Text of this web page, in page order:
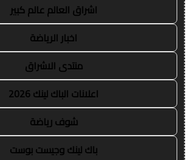
اشراق العالم عالم كبير
اخبار الرياضة
منتدى الاشراق
اعلانات الباك لينك 2026
شوف رياضة
باك لينك وجيست بوست